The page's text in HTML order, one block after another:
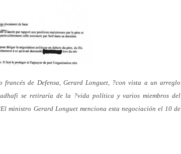
de Defensa, Gerard Longuet, ?con vista a un arreglo
se retiraría de la ?vida política y varios miembros del
ministro Gerard Longuet menciona esta negociación el 10 de